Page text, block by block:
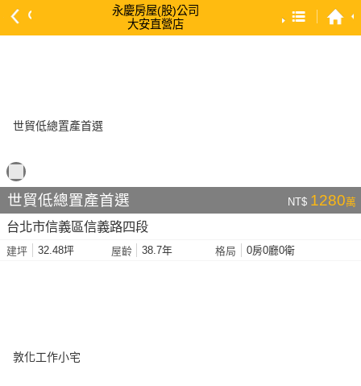
永慶房屋(股)公司
大安直營店
依建物坪數 大 → 小
依土地坪數 大 → 小
世貿低總置產首選 NT$ 1280萬
台北市信義區信義路四段
建坪 32.48坪 屋齡 38.7年 格局 0房0廳0衛